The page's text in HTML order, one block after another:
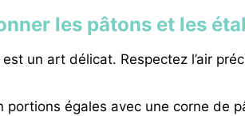
les pâtons et les
un art délicat. Respectez l’air
portions égales avec une corne de